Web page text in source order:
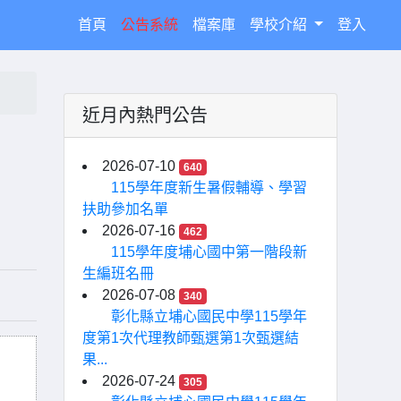
首頁 (current)
公告系統 檔案庫 學校介紹 登入
近月內熱門公告
2026-07-10 640
115學年度新生暑假輔導、學習
扶助參加名單
2026-07-16
462
115學年度埔心國中第一階段新
生編班名冊
2026-07-08
340
彰化縣立埔心國民中學115學年
度第1次代理教師甄選第1次甄選結
果...
2026-07-24
305